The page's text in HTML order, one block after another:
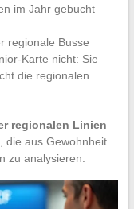
im Jahr gebucht
regionale Busse
Karte nicht: Sie
die regionalen
regionalen Linien
die aus Gewohnheit
zu analysieren.